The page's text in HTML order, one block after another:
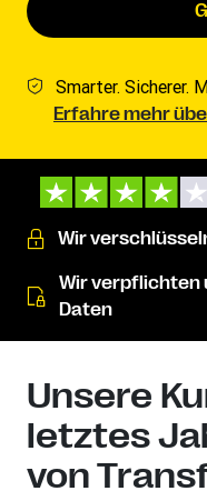
Smarter. Sicherer.
Erfahre mehr
Wir
Wir verpflichten
Daten
Unsere
letztes
von